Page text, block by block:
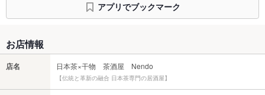
アプリでブックマーク
お店情報
店名 日本茶×干物 茶酒屋 Nendo
【伝統と革新の融合 日本茶専門の居酒屋】